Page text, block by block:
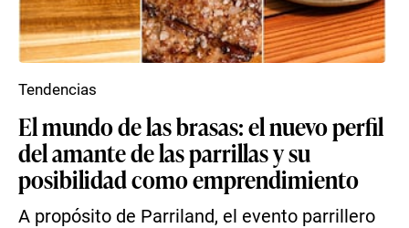
El mundo de las brasas: el nuevo perfil
del amante de las parrillas y su
posibilidad como emprendimiento
A propósito de Parriland, el evento parrillero
Tendencias